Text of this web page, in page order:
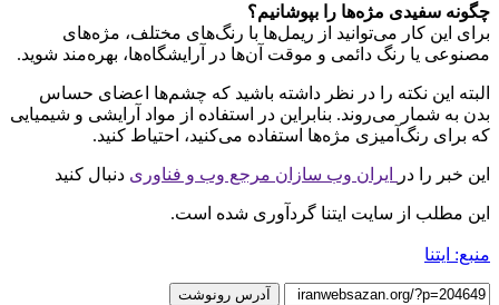
چگونه سفیدی مژه‌ها را بپوشانیم؟
برای این کار می‌توانید از ریمل‌ها با رنگ‌های مختلف، مژه‌های
مصنوعی یا رنگ دائمی و موقت آن‌ها در آرایشگاه‌ها، بهره‌مند شوید.
البته این نکته را در نظر داشته باشید که چشم‌ها اعضای حساس
بدن به شمار می‌روند. بنابراین در استفاده از مواد آرایشی و شیمیایی
که برای رنگ‌آمیزی مژه‌ها استفاده می‌کنید، احتیاط کنید.
این خبر را در ایران وب سازان مرجع وب و فناوری دنبال کنید
این مطلب از سایت ایتنا گردآوری شده است.
منبع: ایتنا
آدرس رونوشت